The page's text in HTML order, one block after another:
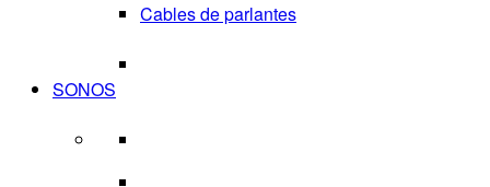
Cables de parlantes
SONOS